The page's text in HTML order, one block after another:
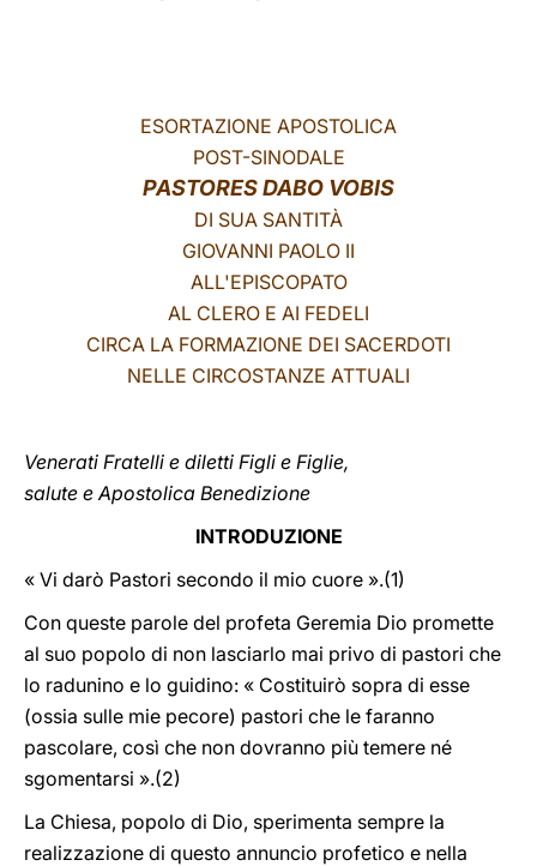
LATINE
ESORTAZIONE APOSTOLICA
POST-SINODALE
PASTORES DABO VOBIS
DI SUA SANTITÀ
GIOVANNI PAOLO II
ALL'EPISCOPATO
AL CLERO E AI FEDELI
CIRCA LA FORMAZIONE DEI SACERDOTI
NELLE CIRCOSTANZE ATTUALI
Venerati Fratelli e diletti Figli e Figlie,
salute e Apostolica Benedizione
INTRODUZIONE
« Vi darò Pastori secondo il mio cuore ».(1)
Con queste parole del profeta Geremia Dio promette
al suo popolo di non lasciarlo mai privo di pastori che
lo radunino e lo guidino: « Costituirò sopra di esse
(ossia sulle mie pecore) pastori che le faranno
pascolare, così che non dovranno più temere né
sgomentarsi ».(2)
La Chiesa, popolo di Dio, sperimenta sempre la
realizzazione di questo annuncio profetico e nella